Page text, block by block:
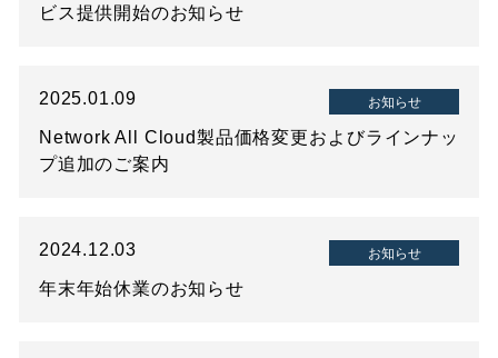
ビス提供開始のお知らせ
2025.01.09 お知らせ
Network All Cloud製品価格変更およびラインナッ
プ追加のご案内
2024.12.03 お知らせ
年末年始休業のお知らせ